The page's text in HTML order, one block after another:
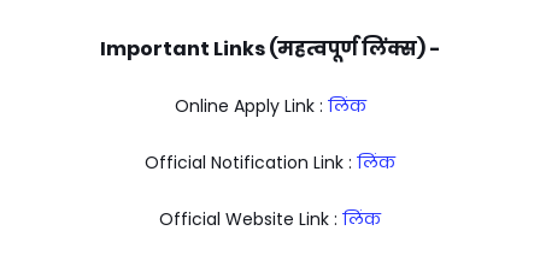
Important Links (महत्वपूर्ण लिंक्स) -
Online Apply Link : लिंक
Official Notification Link : लिंक
Official Website Link : लिंक